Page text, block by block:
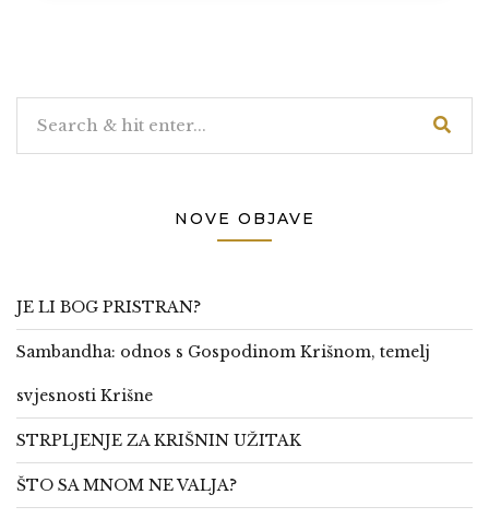
NOVE OBJAVE
JE LI BOG PRISTRAN?
Sambandha: odnos s Gospodinom Krišnom, temelj
svjesnosti Krišne
STRPLJENJE ZA KRIŠNIN UŽITAK
ŠTO SA MNOM NE VALJA?